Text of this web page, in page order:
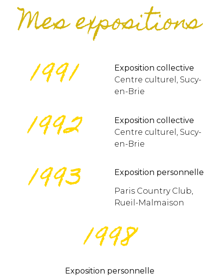
Mes expositions
1991
Exposition collective
Centre culturel, Sucy-
en-Brie
1992
Exposition collective
Centre culturel, Sucy-
en-Brie
1993 Exposition personnelle
Paris Country Club,
Rueil-Malmaison
1998
Exposition personnelle